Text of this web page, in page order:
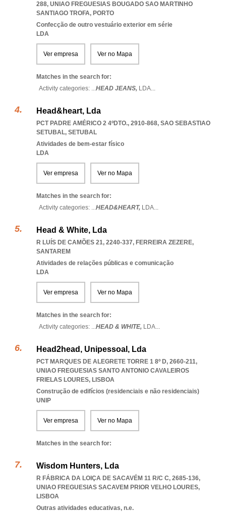
288, UNIAO FREGUESIAS BOUGADO SAO MARTINHO
SANTIAGO TROFA, PORTO
Confecção de outro vestuário exterior em série
LDA
Ver empresa Ver no Mapa
Matches in the search for:
Activity categories: ...HEAD JEANS, LDA...
Head&heart, Lda
PCT PADRE AMÉRICO 2 4ºDTO., 2910-868, SAO SEBASTIAO
SETUBAL, SETUBAL
Atividades de bem-estar físico
LDA
Ver empresa Ver no Mapa
Matches in the search for:
Activity categories: ...HEAD&HEART, LDA...
Head & White, Lda
R LUÍS DE CAMÕES 21, 2240-337, FERREIRA ZEZERE,
SANTAREM
Atividades de relações públicas e comunicação
LDA
Ver empresa Ver no Mapa
Matches in the search for:
Activity categories: ...HEAD & WHITE, LDA...
Head2head, Unipessoal, Lda
PCT MARQUES DE ALEGRETE TORRE 1 8º D, 2660-211,
UNIAO FREGUESIAS SANTO ANTONIO CAVALEIROS
FRIELAS LOURES, LISBOA
Construção de edifícios (residenciais e não residenciais)
UNIP
Ver empresa Ver no Mapa
Matches in the search for:
Wisdom Hunters, Lda
R FÁBRICA DA LOIÇA DE SACAVÉM 11 R/C C, 2685-136,
UNIAO FREGUESIAS SACAVEM PRIOR VELHO LOURES,
LISBOA
Outras atividades educativas, n.e.